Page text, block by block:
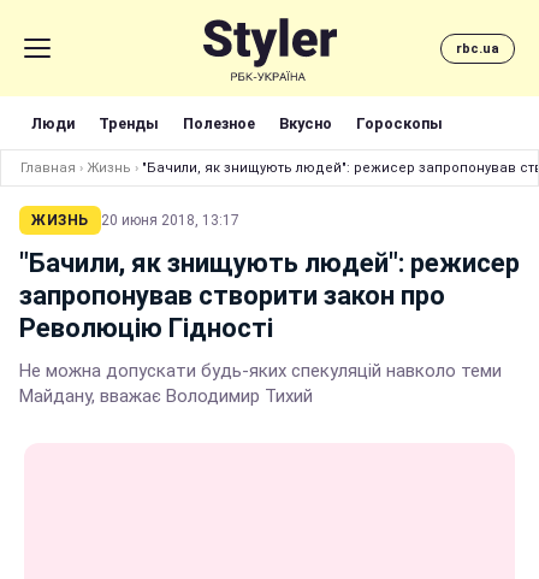
rbc.ua
Люди Тренды Полезное Вкусно Гороскопы
Главная › Жизнь › "Бачили, як знищують людей": режисер запропонував
ЖИЗНЬ 20 июня 2018, 13:17
"Бачили, як знищують людей": режисер
запропонував створити закон про
Революцію Гідності
Не можна допускати будь-яких спекуляцій навколо теми
Майдану, вважає Володимир Тихий